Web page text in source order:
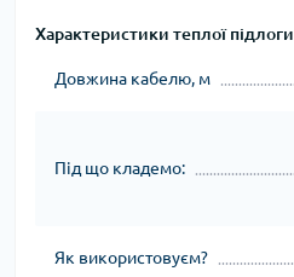
Характеристики теплої підлоги
Довжина кабелю, м
Під що кладемо:
Як використовуєм?